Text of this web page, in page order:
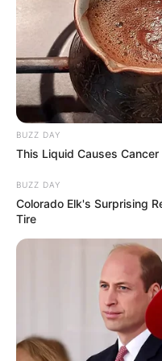
🎶 Zenei világ
Lisa „Left Eye”
együttes tagja volt.
és vizuális
jelentettek
Lopes név a
BUZZ DAY
This Liquid Causes
BUZZ DAY
Colorado Elk's Surprising
Tire